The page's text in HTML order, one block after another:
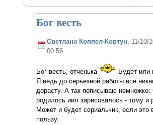
Бог весть
Светлана Коппел-Ковтун, 11/10/
00:56
Бог весть, отченька
Будет или
Я ведь до серьезной работы всё
дорасту. А так пописываю немножко:
родилось иил зарисовалось - тому и
Может и будет сериальчик, если это
пользу.